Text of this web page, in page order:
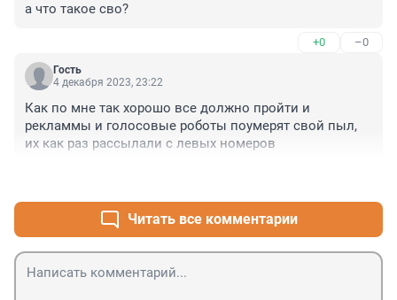
а что такое сво?
+0 –0
Гость
4 декабря 2023, 23:22
Как по мне так хорошо все должно пройти и
рекламмы и голосовые роботы поумерят свой пыл,
их как раз рассылали с левых номеров
Читать все комментарии